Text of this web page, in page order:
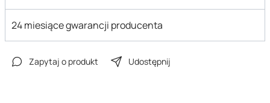
24 miesiące gwarancji producenta
Zapytaj o produkt Udostępnij